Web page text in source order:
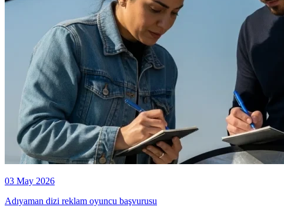
03 May 2026
Adıyaman dizi reklam oyuncu başvurusu